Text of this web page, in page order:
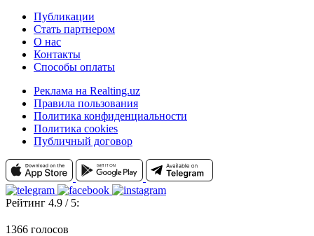
Публикации
Стать партнером
О нас
Контакты
Способы оплаты
Реклама на Realting.uz
Правила пользования
Политика конфиденциальности
Политика cookies
Публичный договор
Рейтинг 4.9 / 5:
1366 голосов